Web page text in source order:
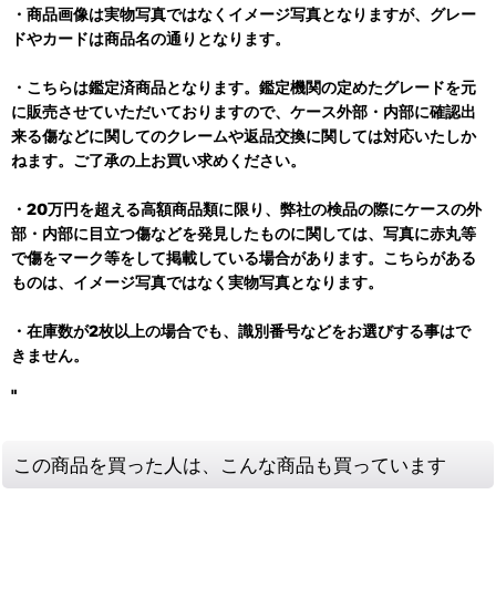
・商品画像は実物写真ではなくイメージ写真となりますが、グレー
ドやカードは商品名の通りとなります。
・こちらは鑑定済商品となります。鑑定機関の定めたグレードを元
に販売させていただいておりますので、ケース外部・内部に確認出
来る傷などに関してのクレームや返品交換に関しては対応いたしか
ねます。ご了承の上お買い求めください。
・20万円を超える高額商品類に限り、弊社の検品の際にケースの外
部・内部に目立つ傷などを発見したものに関しては、写真に赤丸等
で傷をマーク等をして掲載している場合があります。こちらがある
ものは、イメージ写真ではなく実物写真となります。
・在庫数が2枚以上の場合でも、識別番号などをお選びする事はで
きません。
"
この商品を買った人は、こんな商品も買っています